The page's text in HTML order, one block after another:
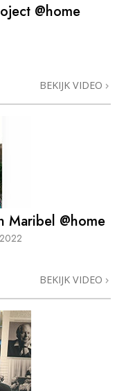
@home
BEKIJK VIDEO
Maribel @home
BEKIJK VIDEO